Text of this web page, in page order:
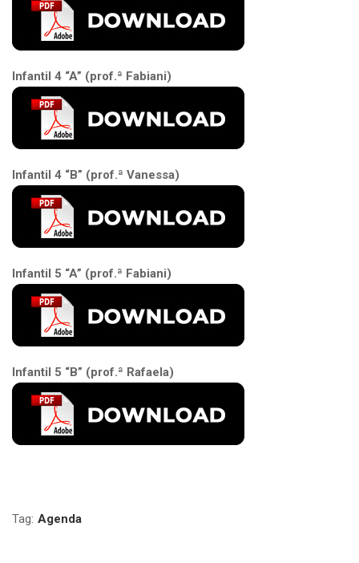
Infantil 4 “A” (prof.ª Fabiani)
Infantil 4 “B” (prof.ª Vanessa)
Infantil 5 “A” (prof.ª Fabiani)
Infantil 5 “B” (prof.ª Rafaela)
Tag: Agenda